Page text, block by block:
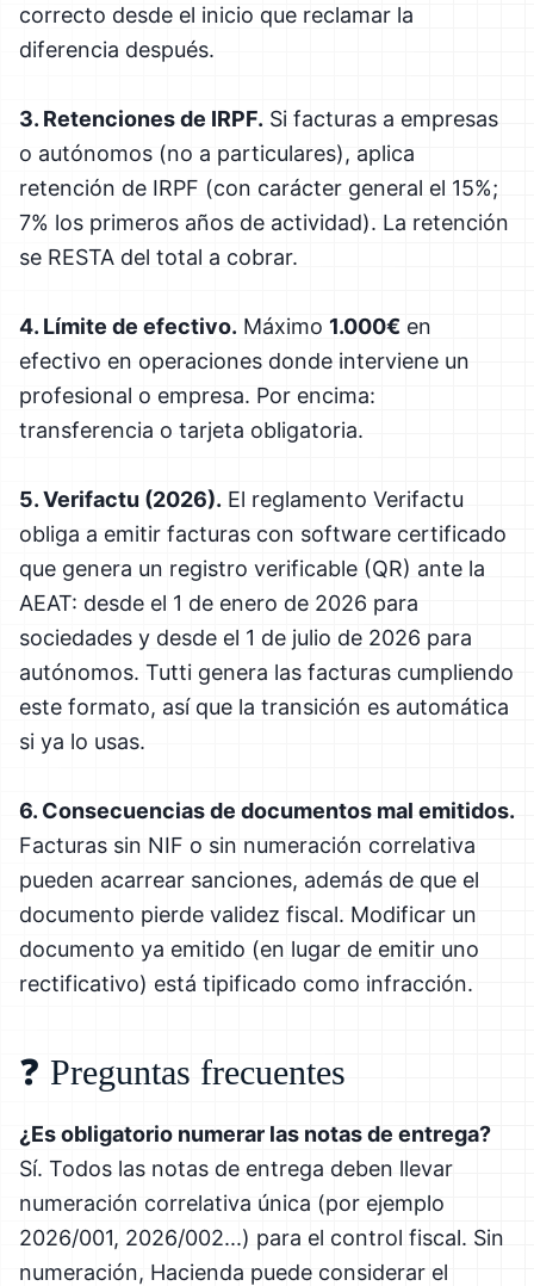
correcto desde el inicio que reclamar la
diferencia después.
3. Retenciones de IRPF. Si facturas a empresas
o autónomos (no a particulares), aplica
retención de IRPF (con carácter general el 15%;
7% los primeros años de actividad). La retención
se RESTA del total a cobrar.
4. Límite de efectivo. Máximo 1.000€ en
efectivo en operaciones donde interviene un
profesional o empresa. Por encima:
transferencia o tarjeta obligatoria.
5. Verifactu (2026). El reglamento Verifactu
obliga a emitir facturas con software certificado
que genera un registro verificable (QR) ante la
AEAT: desde el 1 de enero de 2026 para
sociedades y desde el 1 de julio de 2026 para
autónomos. Tutti genera las facturas cumpliendo
este formato, así que la transición es automática
si ya lo usas.
6. Consecuencias de documentos mal emitidos.
Facturas sin NIF o sin numeración correlativa
pueden acarrear sanciones, además de que el
documento pierde validez fiscal. Modificar un
documento ya emitido (en lugar de emitir uno
rectificativo) está tipificado como infracción.
❓ Preguntas frecuentes
¿Es obligatorio numerar las notas de entrega?
Sí. Todos las notas de entrega deben llevar
numeración correlativa única (por ejemplo
2026/001, 2026/002...) para el control fiscal. Sin
numeración, Hacienda puede considerar el